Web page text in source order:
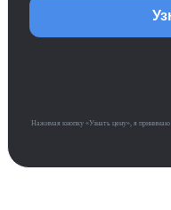
Нажимая кнопку «Узнать цену», я принимаю